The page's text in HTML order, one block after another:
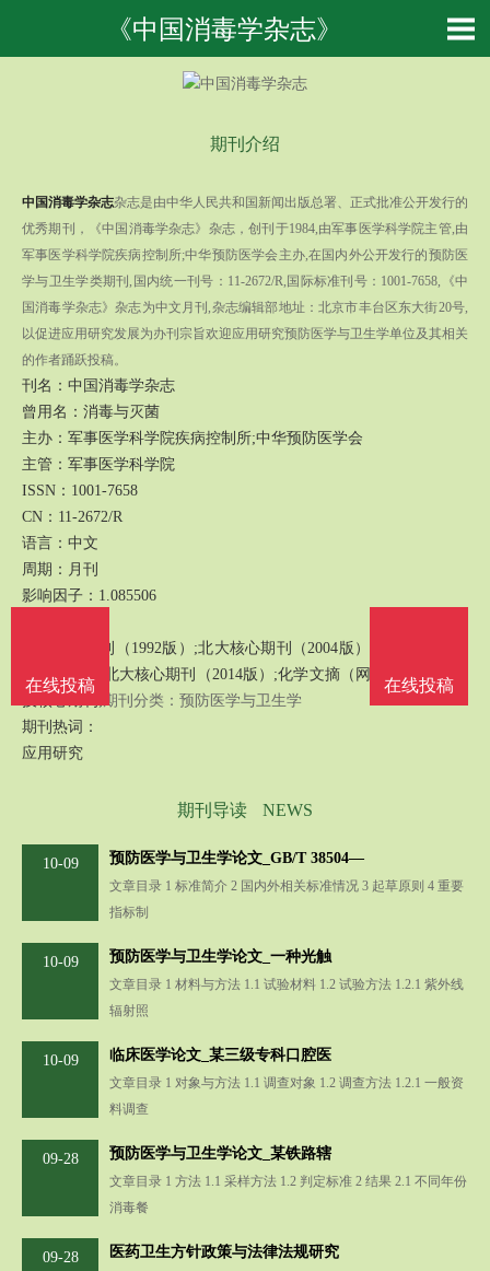
《中国消毒学杂志》
期刊介绍
中国消毒学杂志杂志是由中华人民共和国新闻出版总署、正式批准公开发行的
优秀期刊，《中国消毒学杂志》杂志，创刊于1984,由军事医学科学院主管,由
军事医学科学院疾病控制所;中华预防医学会主办,在国内外公开发行的预防医
学与卫生学类期刊,国内统一刊号：11-2672/R,国际标准刊号：1001-7658,《中
国消毒学杂志》杂志为中文月刊,杂志编辑部地址：北京市丰台区东大街20号,
以促进应用研究发展为办刊宗旨欢迎应用研究预防医学与卫生学单位及其相关
的作者踊跃投稿。
刊名：中国消毒学杂志
曾用名：消毒与灭菌
主办：军事医学科学院疾病控制所;中华预防医学会
主管：军事医学科学院
ISSN：1001-7658
CN：11-2672/R
语言：中文
周期：月刊
影响因子：1.085506
北大核心期刊（1992版）;北大核心期刊（2004版）;北大核心期刊
（2011版）;北大核心期刊（2014版）;化学文摘（网络版）;中国科
期刊分类：预防医学与卫生学
期刊热词：
应用研究
期刊导读 NEWS
10-09 预防医学与卫生学论文_GB/T 38504—
文章目录 1 标准简介 2 国内外相关标准情况 3 起草原则 4 重要
指标制
10-09 预防医学与卫生学论文_一种光触
文章目录 1 材料与方法 1.1 试验材料 1.2 试验方法 1.2.1 紫外线
辐射照
10-09 临床医学论文_某三级专科口腔医
文章目录 1 对象与方法 1.1 调查对象 1.2 调查方法 1.2.1 一般资
料调查
09-28 预防医学与卫生学论文_某铁路辖
文章目录 1 方法 1.1 采样方法 1.2 判定标准 2 结果 2.1 不同年份
消毒餐
09-28 医药卫生方针政策与法律法规研究
在线投稿
在线投稿